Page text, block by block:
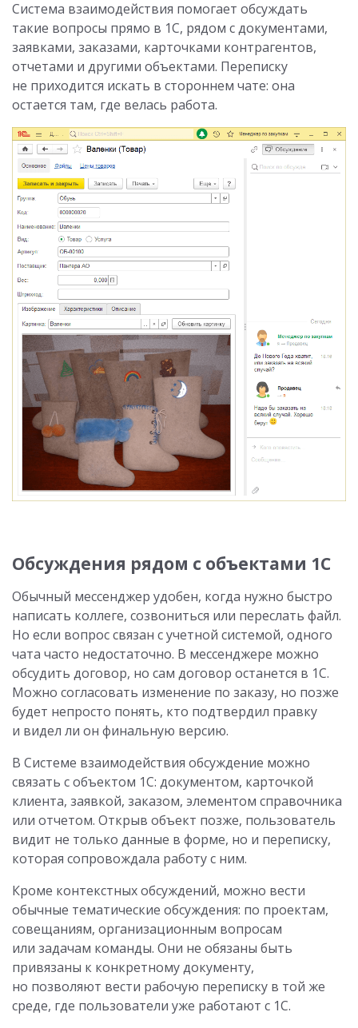
Система взаимодействия помогает обсуждать
такие вопросы прямо в 1С, рядом с документами,
заявками, заказами, карточками контрагентов,
отчетами и другими объектами. Переписку
не приходится искать в стороннем чате: она
остается там, где велась работа.
Обсуждения рядом с объектами 1С
Обычный мессенджер удобен, когда нужно быстро
написать коллеге, созвониться или переслать файл.
Но если вопрос связан с учетной системой, одного
чата часто недостаточно. В мессенджере можно
обсудить договор, но сам договор останется в 1С.
Можно согласовать изменение по заказу, но позже
будет непросто понять, кто подтвердил правку
и видел ли он финальную версию.
В Системе взаимодействия обсуждение можно
связать с объектом 1С: документом, карточкой
клиента, заявкой, заказом, элементом справочника
или отчетом. Открыв объект позже, пользователь
видит не только данные в форме, но и переписку,
которая сопровождала работу с ним.
Кроме контекстных обсуждений, можно вести
обычные тематические обсуждения: по проектам,
совещаниям, организационным вопросам
или задачам команды. Они не обязаны быть
привязаны к конкретному документу,
но позволяют вести рабочую переписку в той же
среде, где пользователи уже работают с 1С.